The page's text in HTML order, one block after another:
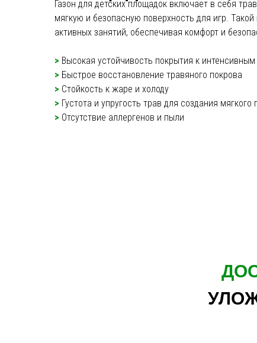
Газон для детских площадок включает в себя
мягкую и безопасную поверхность для игр. Такой
активных занятий, обеспечивая комфорт и
> Высокая устойчивость покрытия к
> Быстрое восстановление травяного покрова
> Стойкость к жаре и холоду
> Густота и упругость трав для создания мягкого
> Отсутствие аллергенов и пыли